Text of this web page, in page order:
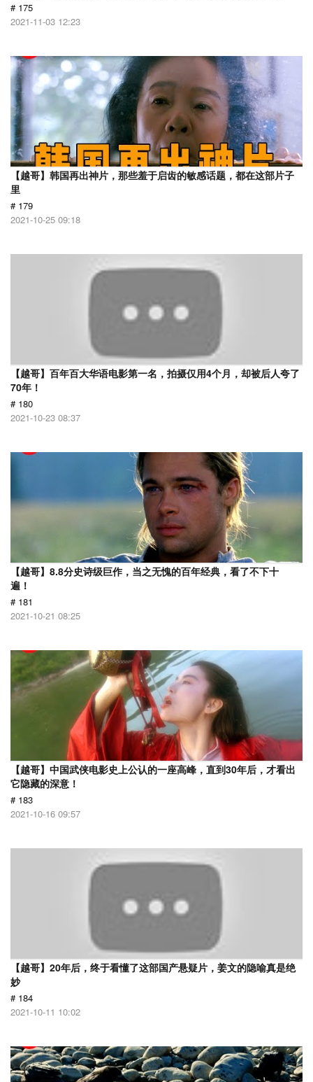
# 175
2021-11-03 12:23
【越哥】韩国再出神片，那些羞于启齿的敏感话题，都在这部片子
里
# 179
2021-10-25 09:18
【越哥】百年百大华语电影第一名，拍摄仅用4个月，却被后人夸了
70年！
# 180
2021-10-23 08:37
【越哥】8.8分史诗级巨作，当之无愧的百年经典，看了不下十
遍！
# 181
2021-10-21 08:25
【越哥】中国武侠电影史上公认的一座高峰，直到30年后，才看出
它隐藏的深意！
# 183
2021-10-16 09:57
【越哥】20年后，终于看懂了这部国产悬疑片，姜文的隐喻真是绝
妙
# 184
2021-10-11 10:02